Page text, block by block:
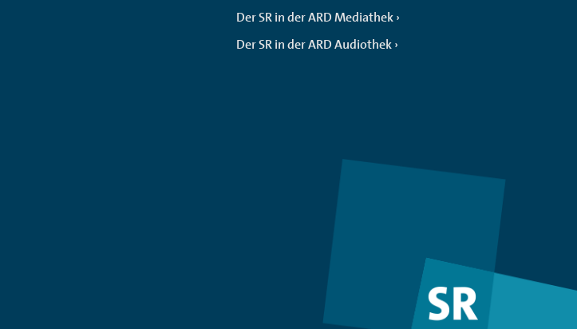
Der SR in der ARD Mediathek
Der SR in der ARD Audiothek